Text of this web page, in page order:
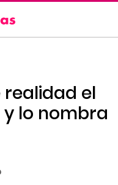
realidad el
y lo nombra